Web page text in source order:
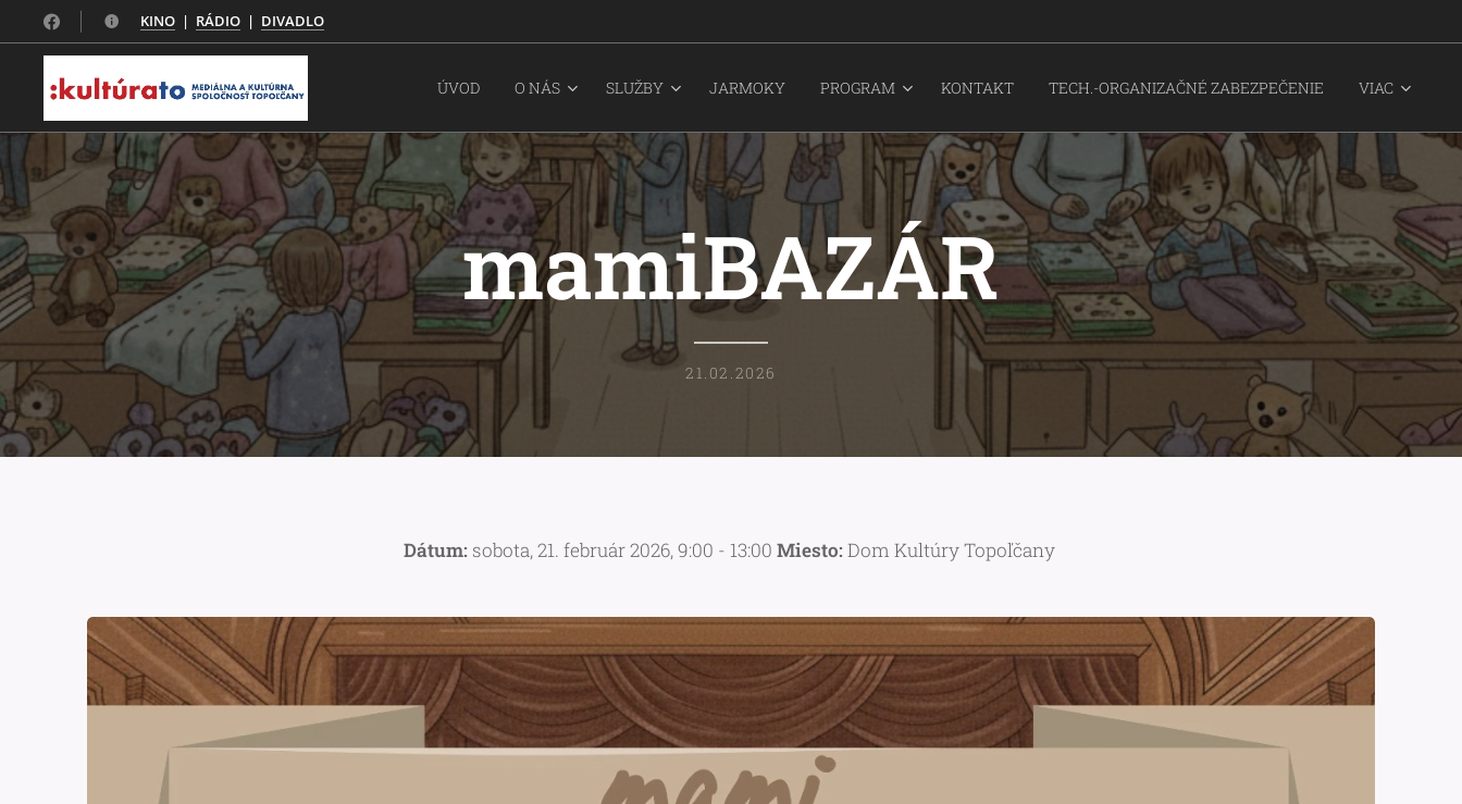
KINO | RÁDIO | DIVADLO
ÚVOD O NÁS SLUŽBY JARMOKY PROGRAM KONTAKT TECH.-ORGANIZAČNÉ ZABEZPEČENIE VIAC
mamiBAZÁR
21.02.2026
Dátum: sobota, 21. február 2026, 9:00 - 13:00 Miesto: Dom Kultúry Topoľčany